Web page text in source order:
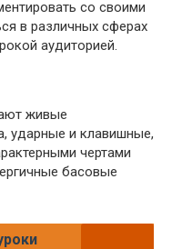
со своими
в различных сферах
аудиторией.
живые
ударные и клавишные,
чертами
басовые